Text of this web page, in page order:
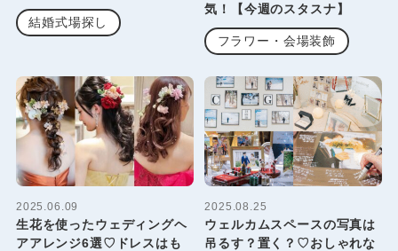
結婚式場探し
気！【今週のスタスナ】
フラワー・会場装飾
2025.06.09
生花を使ったウェディングヘ
アアレンジ6選♡ドレスはも
2025.08.25
ウェルカムスペースの写真は
吊るす？置く？♡おしゃれな